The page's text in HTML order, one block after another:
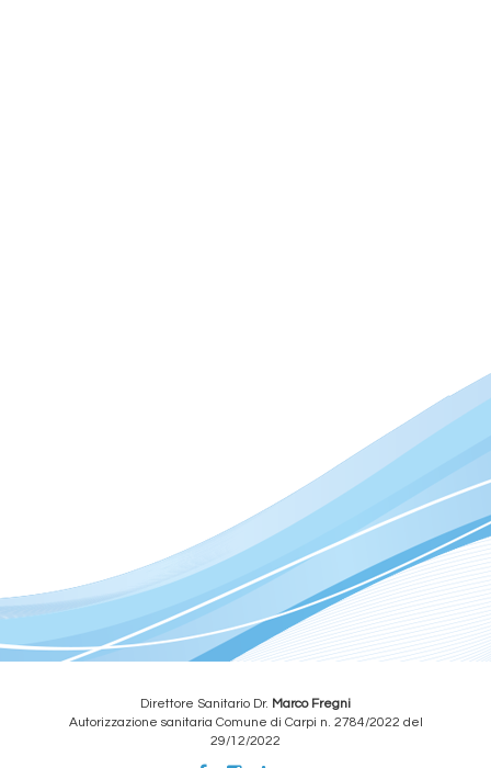
Direttore Sanitario Dr. Marco Fregni
Autorizzazione sanitaria Comune di Carpi n. 2784/2022 del
29/12/2022